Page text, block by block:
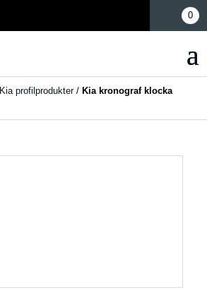
0
Kia profilprodukter/ Kia kronograf klocka